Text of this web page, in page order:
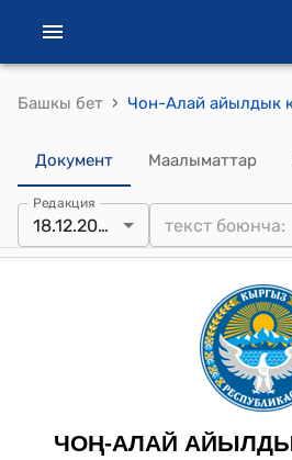
Башкы бет ›
Документ Маалыматтар
Редакция
18.12.2023